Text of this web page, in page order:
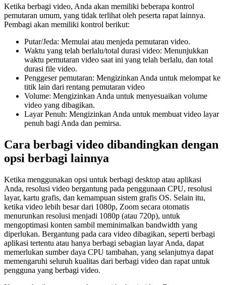
Ketika berbagi video, Anda akan memiliki beberapa kontrol
pemutaran umum, yang tidak terlihat oleh peserta rapat lainnya.
Pembagi akan memiliki kontrol berikut:
Putar/Jeda: Memulai atau menjeda pemutaran video.
Waktu yang telah berlalu/total durasi video: Menunjukkan
waktu pemutaran video saat ini yang telah berlalu, dan total
durasi file video.
Penggeser pemutaran: Mengizinkan Anda untuk melompat ke
titik lain dari rentang pemutaran video
Volume: Mengizinkan Anda untuk menyesuaikan volume
video yang dibagikan.
Layar Penuh: Mengizinkan Anda untuk membuat video layar
penuh bagi Anda dan pemirsa.
Cara berbagi video dibandingkan dengan
opsi berbagi lainnya
Ketika menggunakan opsi untuk berbagi desktop atau aplikasi
Anda, resolusi video bergantung pada penggunaan CPU, resolusi
layar, kartu grafis, dan kemampuan sistem grafis OS. Selain itu,
ketika video lebih besar dari 1080p, Zoom secara otomatis
menurunkan resolusi menjadi 1080p (atau 720p), untuk
mengoptimasi konten sambil meminimalkan bandwidth yang
diperlukan. Bergantung pada cara video dibagikan, seperti berbagi
aplikasi tertentu atau hanya berbagi sebagian layar Anda, dapat
memerlukan sumber daya CPU tambahan, yang selanjutnya dapat
memengaruhi seluruh kualitas dari berbagi video dan rapat untuk
pengguna yang berbagi video.